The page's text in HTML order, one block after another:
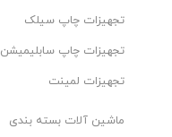
تجهیزات چاپ سیلک
تجهیزات چاپ سابلیمیشن
تجهیزات لمینت
ماشین آلات بسته بندی